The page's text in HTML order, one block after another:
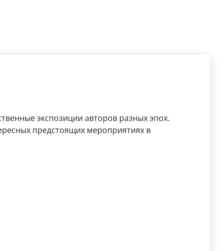
экспозиции авторов разных эпох.
предстоящих мероприятиях в